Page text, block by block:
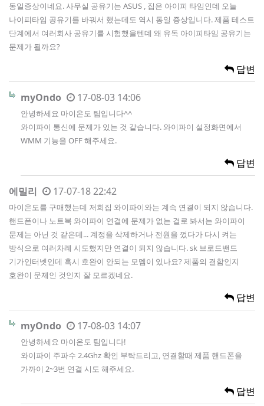
동일증상이네요. 사무실 공유기는 ASUS , 집은 아이피 타임인데 오늘
나이피타임 공유기를 바꿔서 했는데도 역시 동일 증상입니다. 제품 테스트
단계에서 여러회사 공유기를 시험했을텐데 왜 유독 아이피타임 공유기는
문제가 될까요?
답변
myOndo 17-08-03 14:06
안녕하세요 마이온도 팀입니다^^
와이파이 통신에 문제가 있는 것 같습니다. 와이파이 설정화면에서
WMM 기능을 OFF 해주세요.
답변
에밀리 17-07-18 22:42
마이온도를 구매했는데 저희집 와이파이와는 계속 연결이 되지 않습니다.
핸드폰이나 노트북 와이파이 연결에 문제가 없는 걸로 봐서는 와이파이
문제는 아닌 것 같은데... 계정을 삭제하거나 전원을 껐다가 다시 켜는
방식으로 여러차례 시도했지만 연결이 되지 않습니다. sk 브로드밴드
기가인터넷인데 혹시 호완이 안되는 모뎀이 있나요? 제품의 결함인지
호완이 문제인 것인지 잘 모르겠네요.
답변
myOndo 17-08-03 14:07
안녕하세요 마이온도 팀입니다!
와이파이 주파수 2.4Ghz 확인 부탁드리고, 연결할때 제품 핸드폰을
가까이 2~3번 연결 시도 해주세요.
답변